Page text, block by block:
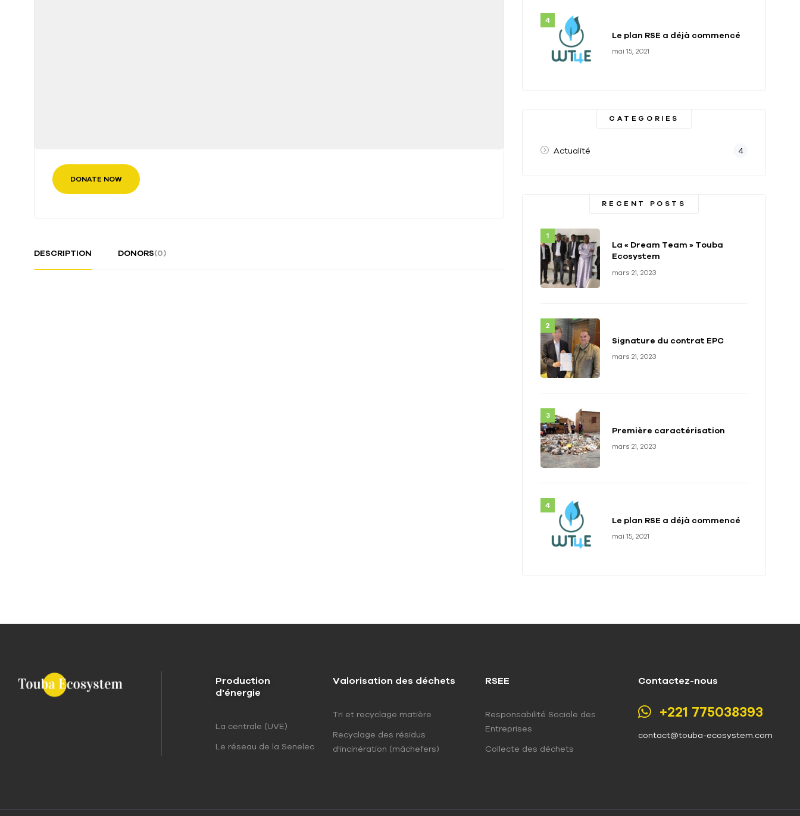
Le plan RSE a déjà commencé
mai 15, 2021
CATEGORIES
Actualité 4
RECENT POSTS
La « Dream Team » Touba
Ecosystem
mars 21, 2023
Signature du contrat EPC
mars 21, 2023
Première caractérisation
mars 21, 2023
Le plan RSE a déjà commencé
mai 15, 2021
DONATE NOW
DESCRIPTION DONORS(0)
Production
d'énergie
La centrale (UVE)
Le réseau de la Senelec
Valorisation des déchets
Tri et recyclage matière
Recyclage des résidus
d'incinération (mâchefers)
RSEE
Responsabilité Sociale des
Entreprises
Collecte des déchets
Contactez-nous
+221 775038393
contact@touba-ecosystem.com